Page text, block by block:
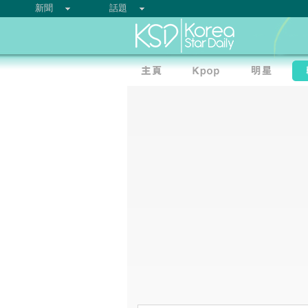
新聞 話題